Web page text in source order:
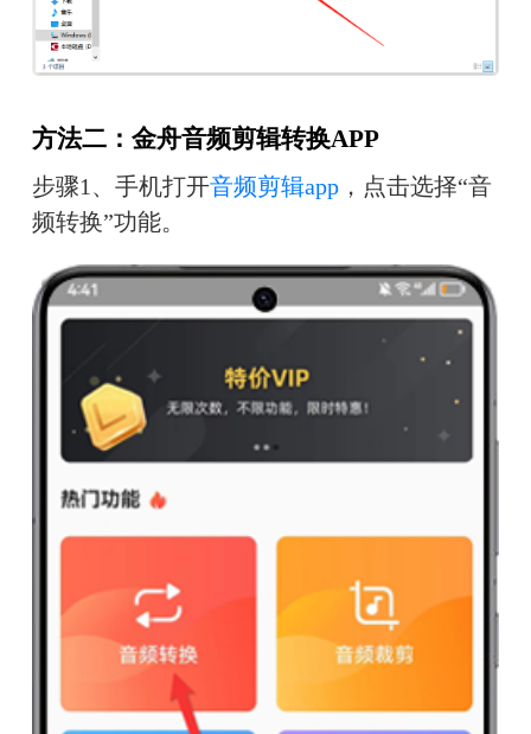
方法二：金舟音频剪辑转换APP
步骤1、手机打开音频剪辑app，点击选择“音
频转换”功能。